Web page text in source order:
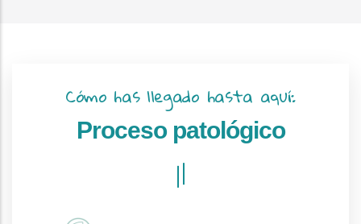
Cómo has llegado hasta aquí:
Proceso patológico